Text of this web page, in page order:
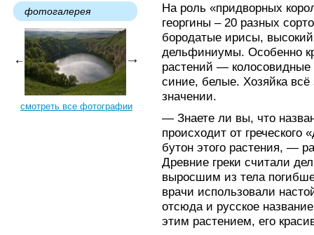
фотогалерея
смотреть все фотографии
На роль «придворных
георгины – 20 разных
бородатые ирисы,
дельфиниумы. Особенно
растений —
синие, белые. Хозяйка всё
значении.
— Знаете ли вы, что
происходит от греческого
бутон этого растения, —
Древние греки считали
выросшим из тела
врачи использовали
отсюда и русское
этим растением, его